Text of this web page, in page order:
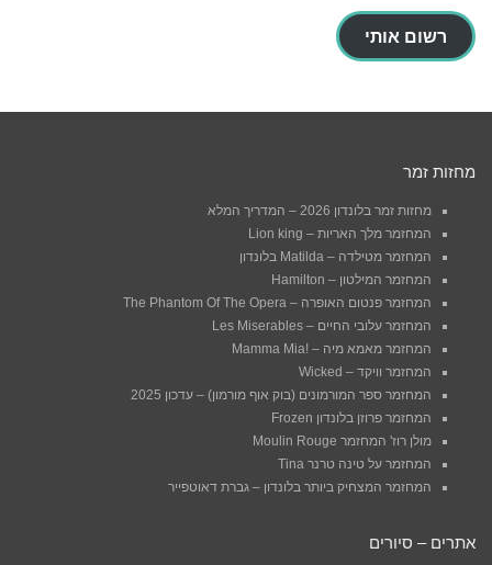
שלך רשום אותי
מחזות זמר
מחזות זמר בלונדון 2026 – המדריך המלא
המחזמר מלך האריות – Lion king
המחזמר מטילדה – Matilda בלונדון
המחזמר המילטון – Hamilton
המחזמר פנטום האופרה – The Phantom Of The Opera
המחזמר עלובי החיים – Les Miserables
המחזמר מאמא מיה – !Mamma Mia
המחזמר וויקד – Wicked
המחזמר ספר המורמונים (בוק אוף מורמון) – עדכון 2025
המחזמר פרוזן בלונדון Frozen
מולן רוז' המחזמר Moulin Rouge
המחזמר על טינה טרנר Tina
המחזמר המצחיק ביותר בלונדון – גברת דאוטפייר
אתרים – סיורים